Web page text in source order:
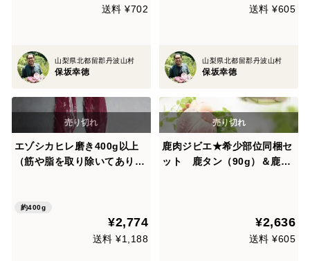
送料 ¥702
山梨県北都留郡丹波山村
保坂幸徳
送料 ¥605
山梨県北都留郡丹波山村
保坂幸徳
エゾシカヒレ磨き400g以上
（筋や脂を取り除いてありま
キやカツレツ等でお楽しみ下
約400g
¥2,774
送料 ¥1,188
鹿肉ジビエ★希少部位同梱セ
ット 鹿タン（90g）＆鹿ハ
¥2,636
送料 ¥605